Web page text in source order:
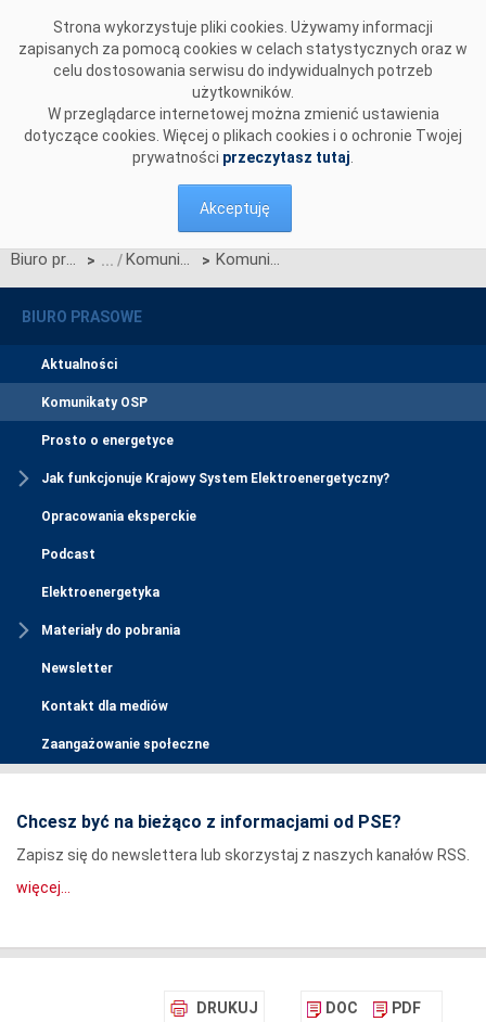
Strona wykorzystuje pliki cookies. Używamy informacji
zapisanych za pomocą cookies w celach statystycznych oraz w
celu dostosowania serwisu do indywidualnych potrzeb
użytkowników.
W przeglądarce internetowej można zmienić ustawienia
dotyczące cookies. Więcej o plikach cookies i o ochronie Twojej
prywatności przeczytasz tutaj
Akceptuję
Biuro prasowe > Komunikaty OSP > Komunikat OSP z dnia 11.02.2025 r. dotyczący wystąpienia do Prezesa URE o zatwierdzenie Zmian nr 3/2025 Warunków Dotyczących Bilansowania
BIURO PRASOWE
Aktualności
Komunikaty OSP
Prosto o energetyce
Jak funkcjonuje Krajowy System Elektroenergetyczny?
Opracowania eksperckie
Podcast
Elektroenergetyka
Materiały do pobrania
Newsletter
Kontakt dla mediów
Zaangażowanie społeczne
Chcesz być na bieżąco z informacjami od PSE?
Zapisz się do newslettera lub skorzystaj z naszych kanałów RSS.
więcej...
DRUKUJ DOC PDF